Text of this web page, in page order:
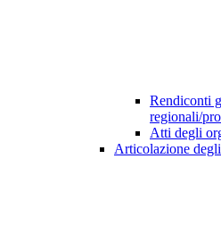
Rendiconti
regionali/
Atti degli
Articolazione